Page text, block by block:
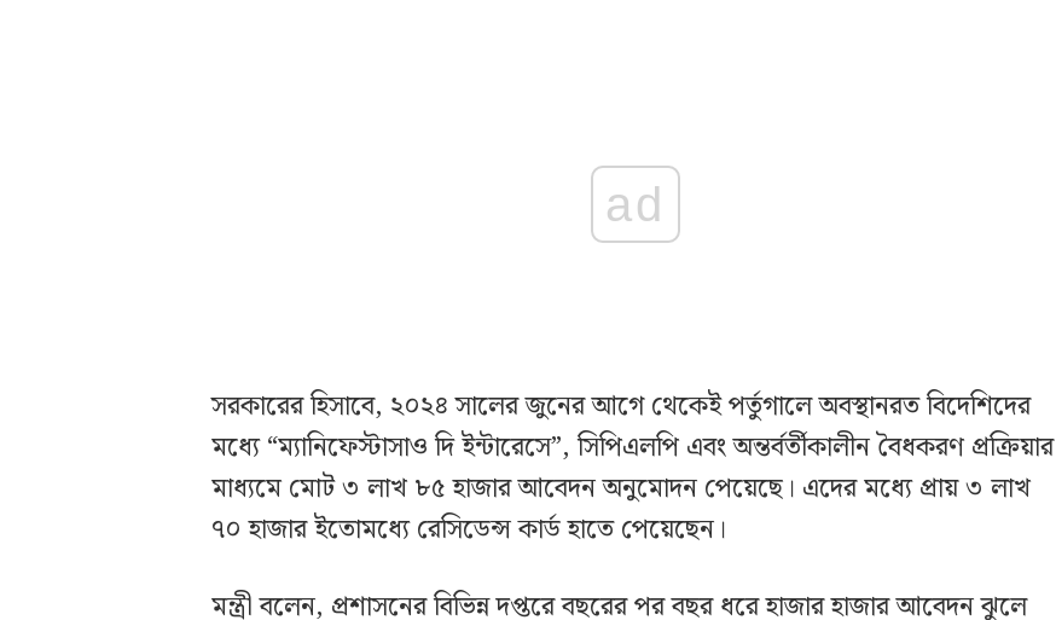
ad
সরকারের হিসাবে, ২০২৪ সালের জুনের আগে থেকেই পর্তুগালে অবস্থানরত বিদেশিদের
মধ্যে “ম্যানিফেস্টাসাও দি ইন্টারেসে”, সিপিএলপি এবং অন্তর্বর্তীকালীন বৈধকরণ প্রক্রিয়ার
মাধ্যমে মোট ৩ লাখ ৮৫ হাজার আবেদন অনুমোদন পেয়েছে। এদের মধ্যে প্রায় ৩ লাখ
৭০ হাজার ইতোমধ্যে রেসিডেন্স কার্ড হাতে পেয়েছেন।
মন্ত্রী বলেন, প্রশাসনের বিভিন্ন দপ্তরে বছরের পর বছর ধরে হাজার হাজার আবেদন ঝুলে